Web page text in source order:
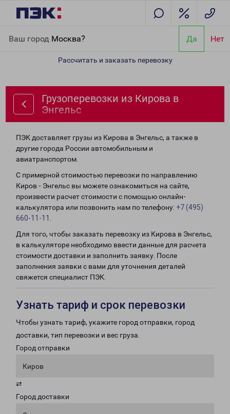
Ваш город Москва? Да Нет
Рассчитать и заказать перевозку
Грузоперевозки из Кирова в
Энгельс
ПЭК доставляет грузы из Кирова в Энгельс, а также в
другие города России автомобильным и
авиатранспортом.
С примерной стоимостью перевозки по направлению
Киров - Энгельс вы можете ознакомиться на сайте,
произвести расчет стоимости с помощью онлайн-
калькулятора или позвонить нам по телефону: +7 (495)
660-11-11
Для того, чтобы заказать перевозку из Кирова в Энгельс,
в калькуляторе необходимо ввести данные для расчета
стоимости доставки и заполнить заявку. После
заполнения заявки с вами для уточнения деталей
свяжется специалист ПЭК.
Узнать тариф и срок перевозки
Чтобы узнать тариф, укажите город отправки, город
доставки, тип перевозки и вес груза.
Город отправки
Киров
⇄
Город доставки